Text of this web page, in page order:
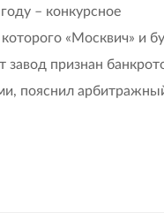
– конкурсное
«Москвич» и
признан
пояснил